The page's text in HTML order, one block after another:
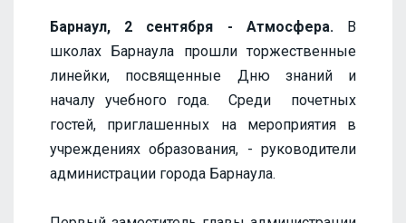
Барнаул, 2 сентября - Атмосфера. В
школах Барнаула прошли торжественные
линейки, посвященные Дню знаний и
началу учебного года. Среди почетных
гостей, приглашенных на мероприятия в
учреждениях образования, - руководители
администрации города Барнаула.